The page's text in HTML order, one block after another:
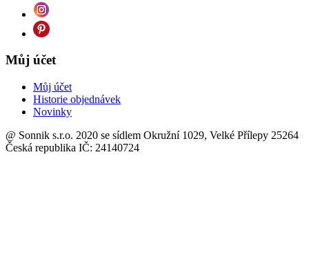
Můj účet
Můj účet
Historie objednávek
Novinky
@ Sonnik s.r.o. 2020 se sídlem Okružní 1029, Velké Přílepy 25264
Česká republika IČ: 24140724